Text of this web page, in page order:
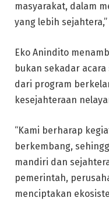
masyarakat, dalam
yang lebih
Eko Anindito
bukan sekadar
dari program
kesejahteraan
“Kami berharap
berkembang,
mandiri dan
pemerintah,
menciptakan